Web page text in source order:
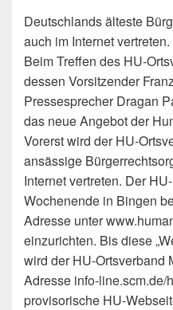
Deutschlands älteste
auch im Internet vertreten.
Beim Treffen des HU-
dessen Vorsitzender
Pressesprecher Dragan
das neue Angebot der
Vorerst wird der HU-
ansässige
Internet vertreten. Der
Wochenende in Bingen
Adresse unter
einzurichten. Bis diese
wird der HU-Ortsverband
Adresse info-line.scm.de/
provisorische HU-